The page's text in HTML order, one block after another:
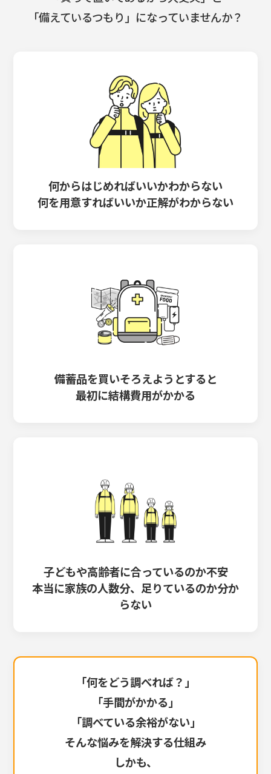
「備えているつもり」になっていませんか？
何からはじめればいいかわからない
何を用意すればいいか正解がわからない
備蓄品を買いそろえようとすると
最初に結構費用がかかる
子どもや高齢者に合っているのか不安
本当に家族の人数分、足りているのか分か
らない
「何をどう調べれば？」
「手間がかかる」
「調べている余裕がない」
そんな悩みを解決する仕組み
しかも、